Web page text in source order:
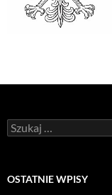
Szukaj:
OSTATNIE WPISY